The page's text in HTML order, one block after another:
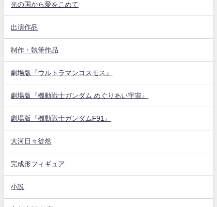
光の国から愛をこめて
出演作品
制作・執筆作品
劇場版『ウルトラマンコスモス』
劇場版『機動戦士ガンダム めぐりあい宇宙』
劇場版『機動戦士ガンダムF91』
大河日々徒然
完成形フィギュア
小説